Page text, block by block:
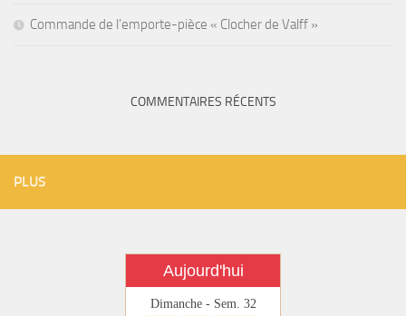
Commande de l’emporte-pièce « Clocher de Valff »
COMMENTAIRES RÉCENTS
PLUS
Aujourd'hui
Dimanche - Sem. 32